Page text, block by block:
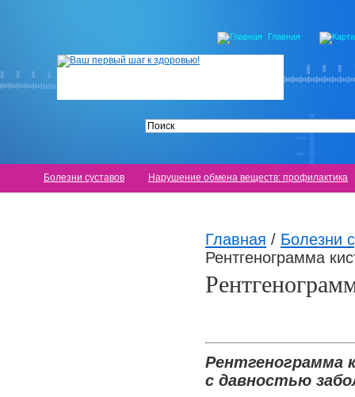
Главная
Болезни суставов Нарушение обмена веществ: профилактика
Главная / Болезни
Рентгенограмма
Рентгенограмма
с давностью